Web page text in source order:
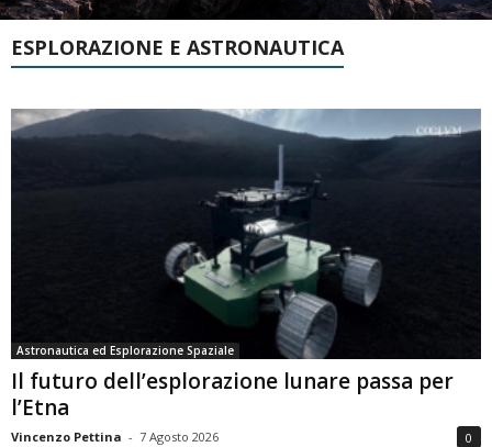
ESPLORAZIONE E ASTRONAUTICA
Astronautica ed Esplorazione Spaziale
Il futuro dell’esplorazione lunare passa per
l’Etna
Vincenzo Pettina - 7 Agosto 2026 0